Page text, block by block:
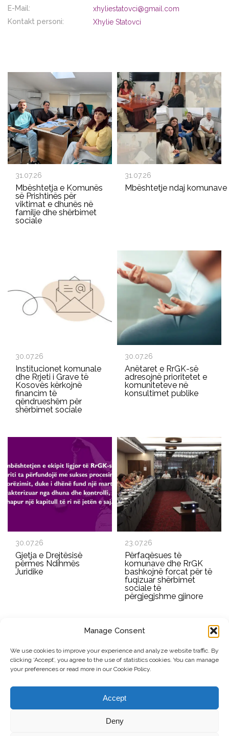
Manage Consent
We use cookies to improve your experience and analyze website traffic. By
clicking ‘Accept’, you agree to the use of statistics cookies. You can manage
your preferences or read more in our Cookie Policy.
Accept
Deny
E-Mail:
xhyliestatovci@gmail.com
Kontakt personi:
Xhylie Statovci
31.07.26
Mbështetja e Komunës
së Prishtinës për
viktimat e dhunës në
familje dhe shërbimet
sociale
31.07.26
Mbështetje ndaj
30.07.26
Institucionet komunale
dhe Rrjeti i Grave të
Kosovës kërkojnë
financim të
qëndrueshëm për
shërbimet sociale
30.07.26
Anëtaret e RrGK-së
adresojnë prioritetet e
komuniteteve në
konsultimet publike
30.07.26
Gjetja e Drejtësisë
përmes Ndihmës
Juridike
23.07.26
Përfaqësues të
komunave dhe RrGK
bashkojnë forcat për të
fuqizuar shërbimet
sociale të
përgjegjshme gjinore
Dërgo
© Copyright, 2026 . Rrjeti i Grave të Kosovës. Të gjitha të drejtat e